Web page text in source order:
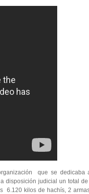
que se dedicaba
disposición judicial un total
6.120 kilos de hachís, 2